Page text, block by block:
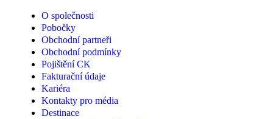
O společnosti
Pobočky
Obchodní partneři
Obchodní podmínky
Pojištění CK
Fakturační údaje
Kariéra
Kontakty pro média
Destinace